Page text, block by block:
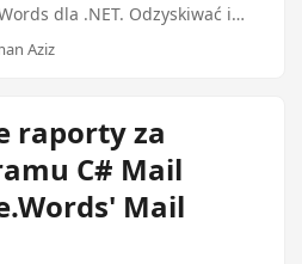
dla .NET. Odzyskiwać i
(JPEG, PNG) z plików DOCX i
tego potężnego .NET
Aziz
raporty za
C# Mail
Mail